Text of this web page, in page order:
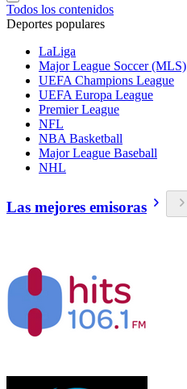
Todos los contenidos
Deportes populares
LaLiga
Major League Soccer (MLS)
UEFA Champions League
UEFA Europa League
Premier League
NFL
NBA Basketball
Major League Baseball
NHL
Las mejores emisoras